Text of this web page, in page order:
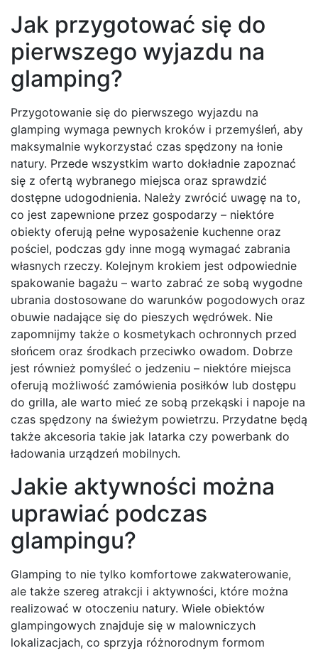
Jak przygotować się do
pierwszego wyjazdu na
glamping?
Przygotowanie się do pierwszego wyjazdu na
glamping wymaga pewnych kroków i przemyśleń, aby
maksymalnie wykorzystać czas spędzony na łonie
natury. Przede wszystkim warto dokładnie zapoznać
się z ofertą wybranego miejsca oraz sprawdzić
dostępne udogodnienia. Należy zwrócić uwagę na to,
co jest zapewnione przez gospodarzy – niektóre
obiekty oferują pełne wyposażenie kuchenne oraz
pościel, podczas gdy inne mogą wymagać zabrania
własnych rzeczy. Kolejnym krokiem jest odpowiednie
spakowanie bagażu – warto zabrać ze sobą wygodne
ubrania dostosowane do warunków pogodowych oraz
obuwie nadające się do pieszych wędrówek. Nie
zapomnijmy także o kosmetykach ochronnych przed
słońcem oraz środkach przeciwko owadom. Dobrze
jest również pomyśleć o jedzeniu – niektóre miejsca
oferują możliwość zamówienia posiłków lub dostępu
do grilla, ale warto mieć ze sobą przekąski i napoje na
czas spędzony na świeżym powietrzu. Przydatne będą
także akcesoria takie jak latarka czy powerbank do
ładowania urządzeń mobilnych.
Jakie aktywności można
uprawiać podczas
glampingu?
Glamping to nie tylko komfortowe zakwaterowanie,
ale także szereg atrakcji i aktywności, które można
realizować w otoczeniu natury. Wiele obiektów
glampingowych znajduje się w malowniczych
lokalizacjach, co sprzyja różnorodnym formom